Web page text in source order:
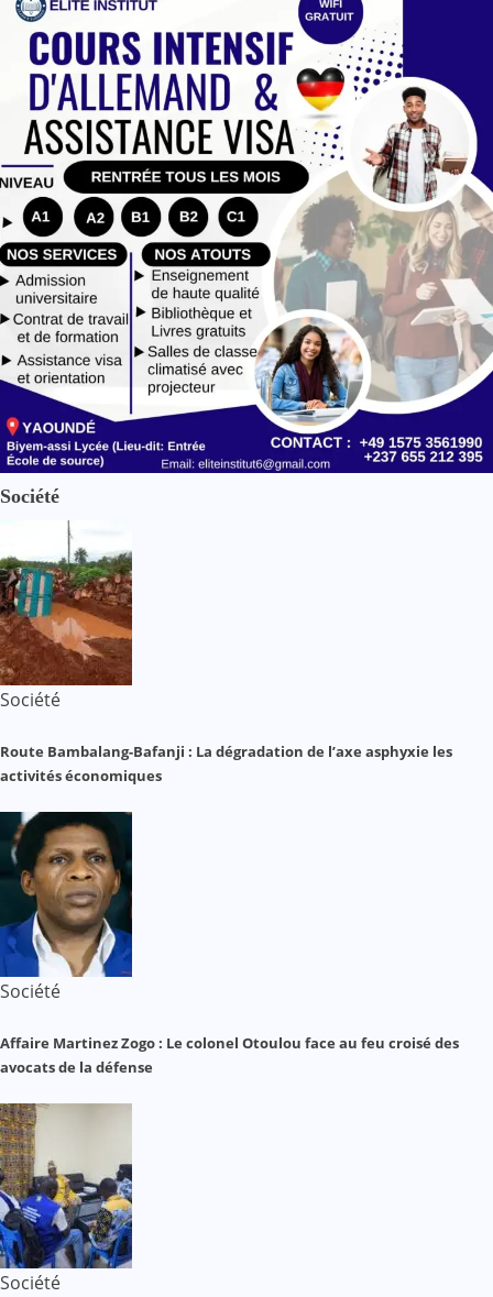
Société
Société
Route Bambalang-Bafanji : La dégradation de l’axe asphyxie les
activités économiques
Société
Affaire Martinez Zogo : Le colonel Otoulou face au feu croisé des
avocats de la défense
Société